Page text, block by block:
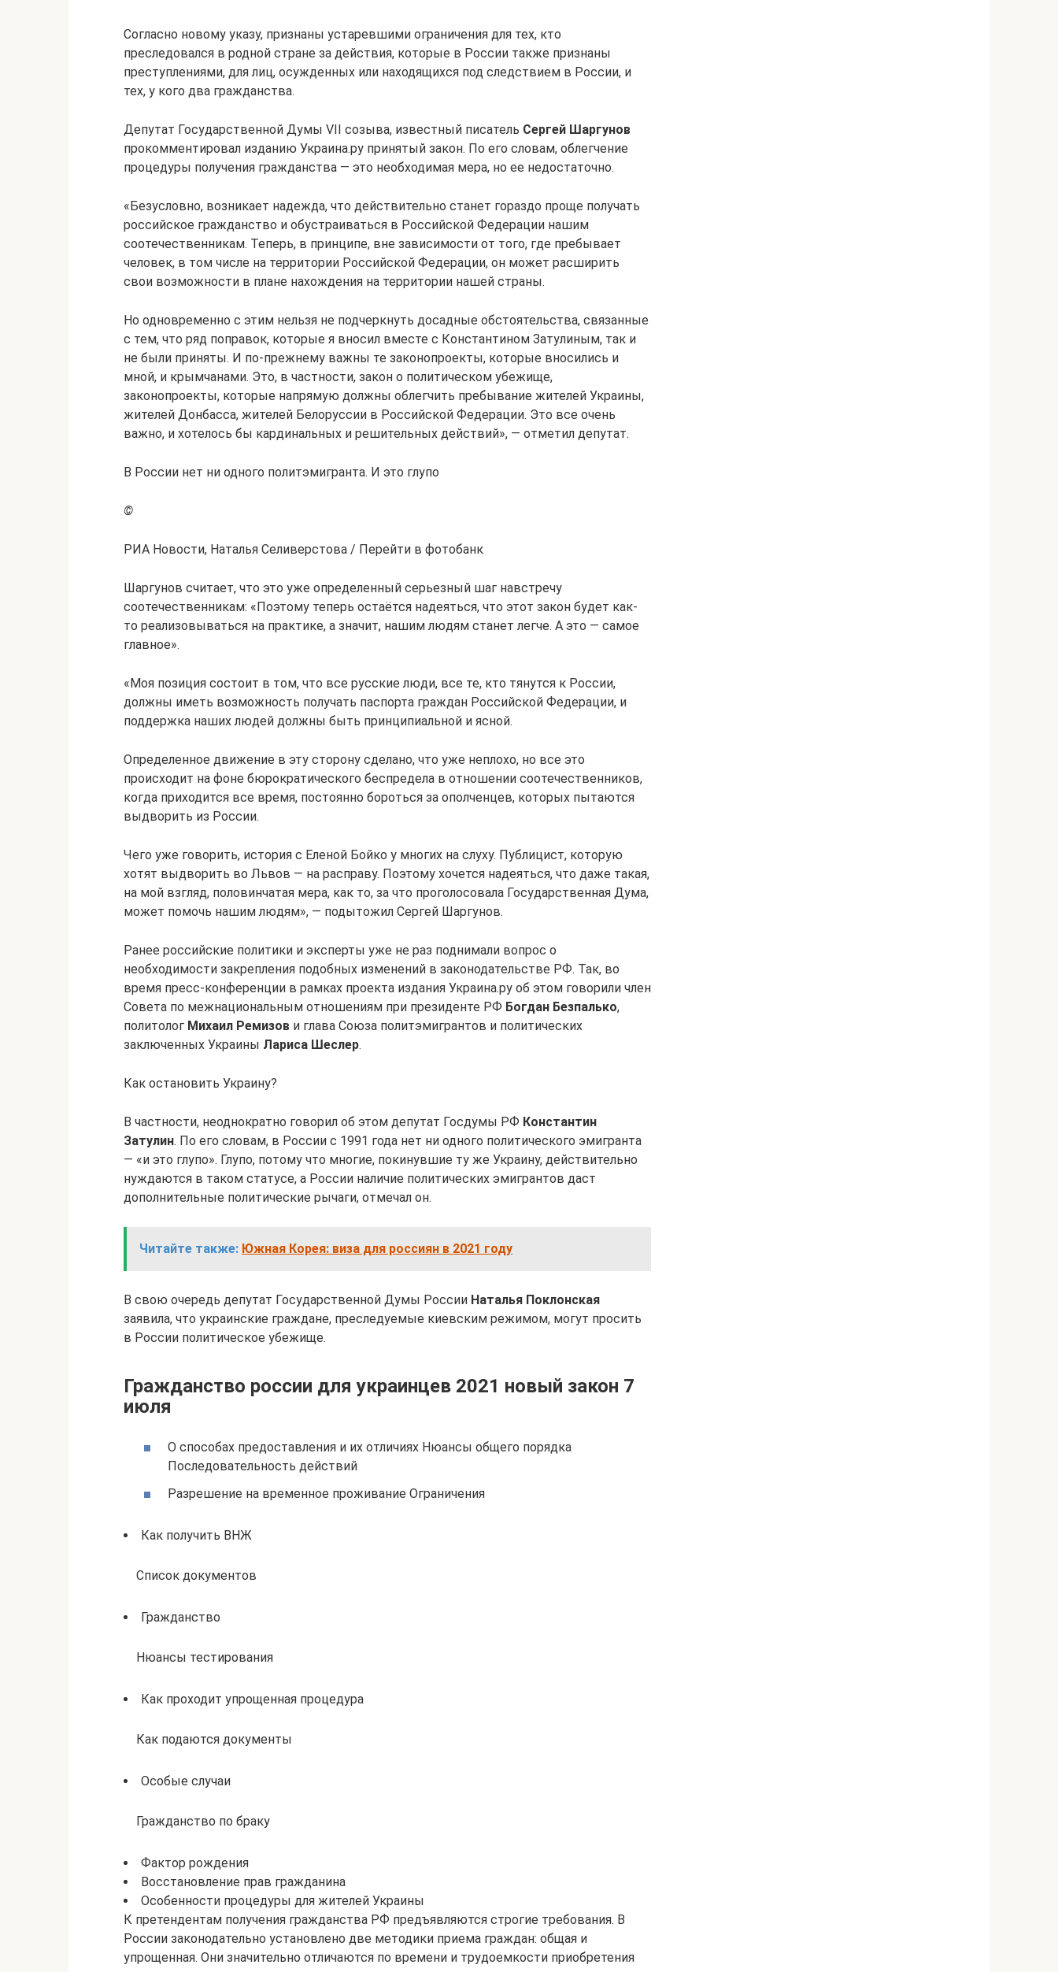
Согласно новому указу, признаны устаревшими ограничения для тех, кто
преследовался в родной стране за действия, которые в России также признаны
преступлениями, для лиц, осужденных или находящихся под следствием в России, и
тех, у кого два гражданства.
Депутат Государственной Думы VII созыва, известный писатель Сергей Шаргунов
прокомментировал изданию Украина.ру принятый закон. По его словам, облегчение
процедуры получения гражданства — это необходимая мера, но ее недостаточно.
«Безусловно, возникает надежда, что действительно станет гораздо проще получать
российское гражданство и обустраиваться в Российской Федерации нашим
соотечественникам. Теперь, в принципе, вне зависимости от того, где пребывает
человек, в том числе на территории Российской Федерации, он может расширить
свои возможности в плане нахождения на территории нашей страны.
Но одновременно с этим нельзя не подчеркнуть досадные обстоятельства, связанные
с тем, что ряд поправок, которые я вносил вместе с Константином Затулиным, так и
не были приняты. И по-прежнему важны те законопроекты, которые вносились и
мной, и крымчанами. Это, в частности, закон о политическом убежище,
законопроекты, которые напрямую должны облегчить пребывание жителей Украины,
жителей Донбасса, жителей Белоруссии в Российской Федерации. Это все очень
важно, и хотелось бы кардинальных и решительных действий», — отметил депутат.
В России нет ни одного политэмигранта. И это глупо
©
РИА Новости, Наталья Селиверстова / Перейти в фотобанк
Шаргунов считает, что это уже определенный серьезный шаг навстречу
соотечественникам: «Поэтому теперь остаётся надеяться, что этот закон будет как-
то реализовываться на практике, а значит, нашим людям станет легче. А это — самое
главное».
«Моя позиция состоит в том, что все русские люди, все те, кто тянутся к России,
должны иметь возможность получать паспорта граждан Российской Федерации, и
поддержка наших людей должны быть принципиальной и ясной.
Определенное движение в эту сторону сделано, что уже неплохо, но все это
происходит на фоне бюрократического беспредела в отношении соотечественников,
когда приходится все время, постоянно бороться за ополченцев, которых пытаются
выдворить из России.
Чего уже говорить, история с Еленой Бойко у многих на слуху. Публицист, которую
хотят выдворить во Львов — на расправу. Поэтому хочется надеяться, что даже такая,
на мой взгляд, половинчатая мера, как то, за что проголосовала Государственная Дума,
может помочь нашим людям», — подытожил Сергей Шаргунов.
Ранее российские политики и эксперты уже не раз поднимали вопрос о
необходимости закрепления подобных изменений в законодательстве РФ. Так, во
время пресс-конференции в рамках проекта издания Украина.ру об этом говорили член
Совета по межнациональным отношениям при президенте РФ Богдан Безпалько,
политолог Михаил Ремизов и глава Союза политэмигрантов и политических
заключенных Украины Лариса Шеслер.
Как остановить Украину?
В частности, неоднократно говорил об этом депутат Госдумы РФ Константин
Затулин. По его словам, в России с 1991 года нет ни одного политического эмигранта
— «и это глупо». Глупо, потому что многие, покинувшие ту же Украину, действительно
нуждаются в таком статусе, а России наличие политических эмигрантов даст
дополнительные политические рычаги, отмечал он.
Читайте также: Южная Корея: виза для россиян в 2021 году
В свою очередь депутат Государственной Думы России Наталья Поклонская
заявила, что украинские граждане, преследуемые киевским режимом, могут просить
в России политическое убежище.
Гражданство россии для украинцев 2021 новый закон 7
июля
О способах предоставления и их отличиях Нюансы общего порядка
Последовательность действий
Разрешение на временное проживание Ограничения
Как получить ВНЖ
Список документов
Гражданство
Нюансы тестирования
Как проходит упрощенная процедура
Как подаются документы
Особые случаи
Гражданство по браку
Фактор рождения
Восстановление прав гражданина
Особенности процедуры для жителей Украины
К претендентам получения гражданства РФ предъявляются строгие требования. В
России законодательно установлено две методики приема граждан: общая и
упрощенная. Они значительно отличаются по времени и трудоемкости приобретения